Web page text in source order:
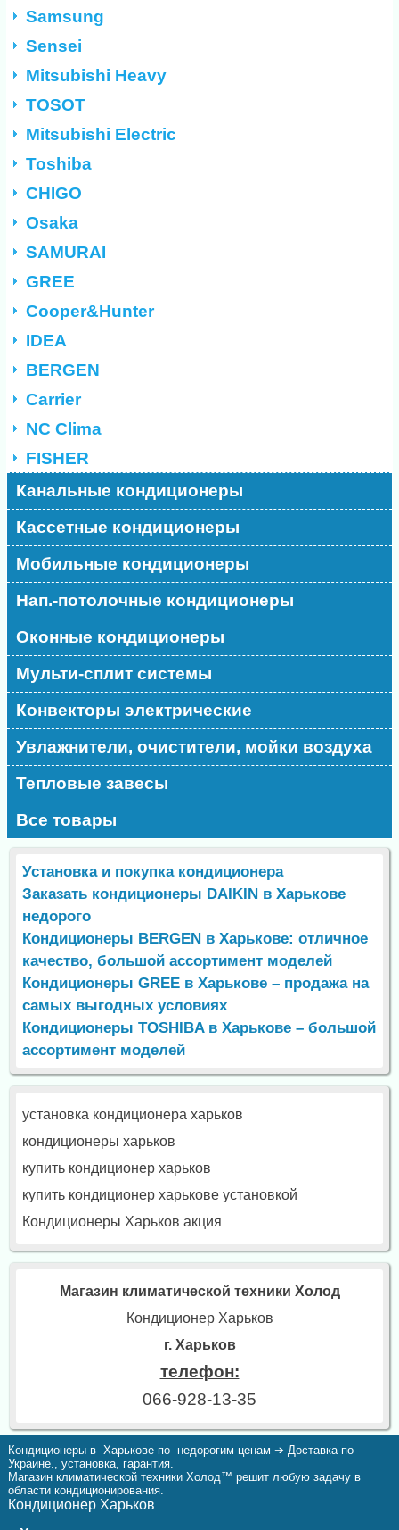
Samsung
Sensei
Mitsubishi Heavy
TOSOT
Mitsubishi Electric
Toshiba
CHIGO
Osaka
SAMURAI
GREE
Cooper&Hunter
IDEA
BERGEN
Carrier
NC Clima
FISHER
Канальные кондиционеры
Кассетные кондиционеры
Мобильные кондиционеры
Нап.-потолочные кондиционеры
Оконные кондиционеры
Мульти-сплит системы
Конвекторы электрические
Увлажнители, очистители, мойки воздуха
Тепловые завесы
Все товары
Установка и покупка кондиционера
Заказать кондиционеры DAIKIN в Харькове
недорого
Кондиционеры BERGEN в Харькове: отличное
качество, большой ассортимент моделей
Кондиционеры GREE в Харькове – продажа на
самых выгодных условиях
Кондиционеры TOSHIBA в Харькове – большой
ассортимент моделей
установка кондиционера харьков
кондиционеры харьков
купить кондиционер харьков
купить кондиционер харькове установкой
Кондиционеры Харьков акция
Магазин климатической техники Холод
Кондиционер Харьков
г. Харьков
телефон:
066-928-13-35
Кондиционеры в Харькове по недорогим ценам ➔ Доставка по
Украине., установка, гарантия.
Магазин климатической техники Холод™ решит любую задачу в
области кондиционирования.
Кондиционер Харьков